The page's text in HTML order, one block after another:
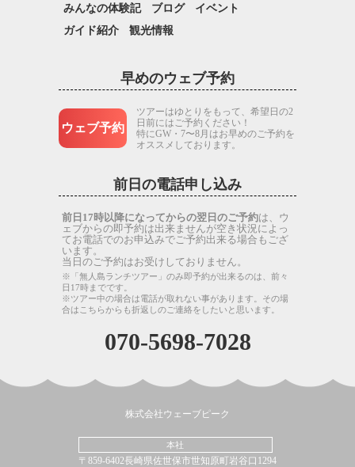
みんなの体験記 ブログ
イベント
ガイド紹介
観光情報
早めのウェブ予約
ウェブ予約
ツアーはゆとりをもって、希望日の2
日前にはご予約ください！
特にGW・7〜8月はお早めのご予約を
オススメしております。
前日の電話申し込み
前日17時以降になってからの翌日のご予約は、ウ
ェブからの即予約は出来ませんが空き状況によっ
てお電話でのお申込みでご予約出来る場合もござ
います。
当日のご予約はお受けしておりません。
※「無人島ランチツアー」のみ即予約が出来るのは、前々
日17時までです。
※ツアー中の場合は電話が取れない事があります。その場
合はこちらからも折返しのご連絡をしたいと思います。
070-5698-7028
株式会社ウェーブピーク
本社
〒859-6402長崎県佐世保市世知原町岩谷口1294